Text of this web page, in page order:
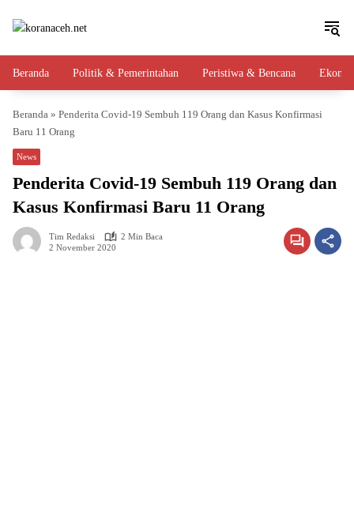
Beranda Politik & Pemerintahan Peristiwa & Bencana
Beranda » Penderita Covid-19 Sembuh 119 Orang dan Kasus Konfirmasi
Baru 11 Orang
News
Penderita Covid-19 Sembuh 119 Orang dan
Kasus Konfirmasi Baru 11 Orang
Tim Redaksi
2 Min Baca
2 November 2020